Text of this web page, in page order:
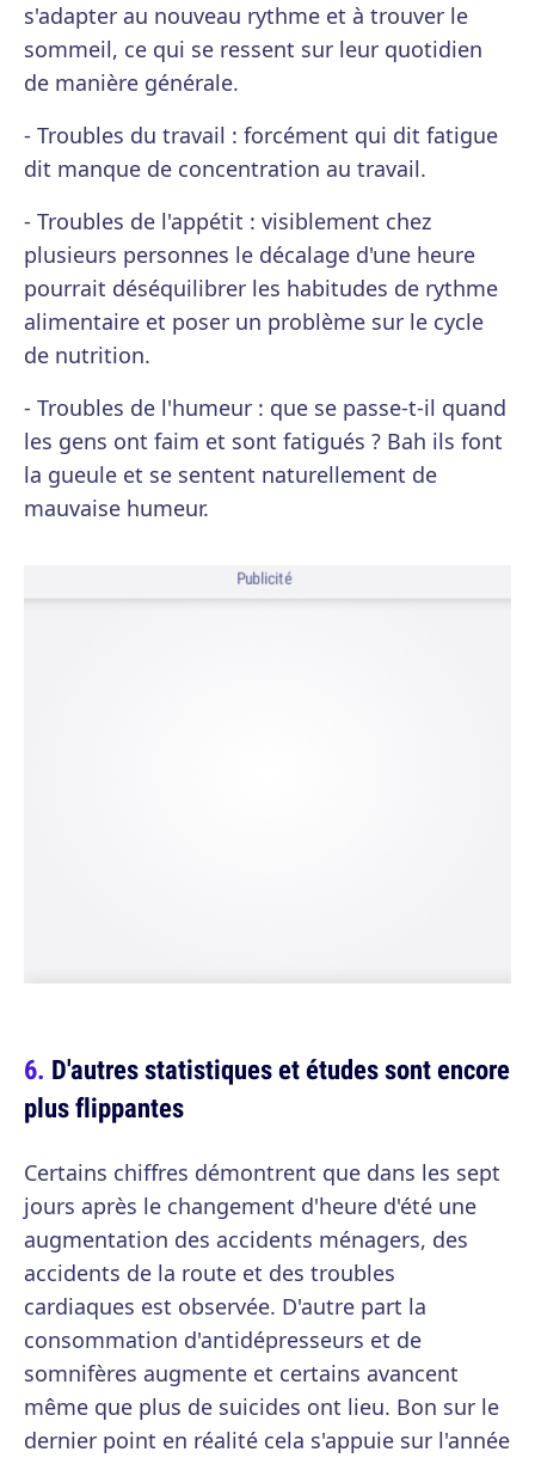
s'adapter au nouveau rythme et à trouver le
sommeil, ce qui se ressent sur leur quotidien
de manière générale.
- Troubles du travail : forcément qui dit fatigue
dit manque de concentration au travail.
- Troubles de l'appétit : visiblement chez
plusieurs personnes le décalage d'une heure
pourrait déséquilibrer les habitudes de rythme
alimentaire et poser un problème sur le cycle
de nutrition.
- Troubles de l'humeur : que se passe-t-il quand
les gens ont faim et sont fatigués ? Bah ils font
la gueule et se sentent naturellement de
mauvaise humeur.
Publicité
D'autres statistiques et études sont encore
plus flippantes
Certains chiffres démontrent que dans les sept
jours après le changement d'heure d'été une
augmentation des accidents ménagers, des
accidents de la route et des troubles
cardiaques est observée. D'autre part la
consommation d'antidépresseurs et de
somnifères augmente et certains avancent
même que plus de suicides ont lieu. Bon sur le
dernier point en réalité cela s'appuie sur l'année